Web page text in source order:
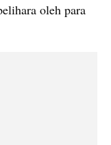
oleh para